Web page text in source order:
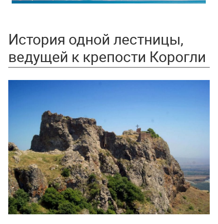
История одной лестницы,
ведущей к крепости Корогли